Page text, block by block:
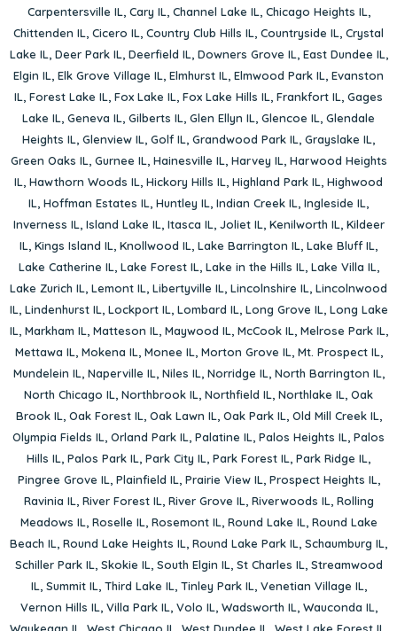
Carpentersville IL, Cary IL, Channel Lake IL, Chicago Heights IL,
Chittenden IL, Cicero IL, Country Club Hills IL, Countryside IL, Crystal
Lake IL, Deer Park IL, Deerfield IL, Downers Grove IL, East Dundee IL,
Elgin IL, Elk Grove Village IL, Elmhurst IL, Elmwood Park IL, Evanston
IL, Forest Lake IL, Fox Lake IL, Fox Lake Hills IL, Frankfort IL, Gages
Lake IL, Geneva IL, Gilberts IL, Glen Ellyn IL, Glencoe IL, Glendale
Heights IL, Glenview IL, Golf IL, Grandwood Park IL, Grayslake IL,
Green Oaks IL, Gurnee IL, Hainesville IL, Harvey IL, Harwood Heights
IL, Hawthorn Woods IL, Hickory Hills IL, Highland Park IL, Highwood
IL, Hoffman Estates IL, Huntley IL, Indian Creek IL, Ingleside IL,
Inverness IL, Island Lake IL, Itasca IL, Joliet IL, Kenilworth IL, Kildeer
IL, Kings Island IL, Knollwood IL, Lake Barrington IL, Lake Bluff IL,
Lake Catherine IL, Lake Forest IL, Lake in the Hills IL, Lake Villa IL,
Lake Zurich IL, Lemont IL, Libertyville IL, Lincolnshire IL, Lincolnwood
IL, Lindenhurst IL, Lockport IL, Lombard IL, Long Grove IL, Long Lake
IL, Markham IL, Matteson IL, Maywood IL, McCook IL, Melrose Park IL,
Mettawa IL, Mokena IL, Monee IL, Morton Grove IL, Mt. Prospect IL,
Mundelein IL, Naperville IL, Niles IL, Norridge IL, North Barrington IL,
North Chicago IL, Northbrook IL, Northfield IL, Northlake IL, Oak
Brook IL, Oak Forest IL, Oak Lawn IL, Oak Park IL, Old Mill Creek IL,
Olympia Fields IL, Orland Park IL, Palatine IL, Palos Heights IL, Palos
Hills IL, Palos Park IL, Park City IL, Park Forest IL, Park Ridge IL,
Pingree Grove IL, Plainfield IL, Prairie View IL, Prospect Heights IL,
Ravinia IL, River Forest IL, River Grove IL, Riverwoods IL, Rolling
Meadows IL, Roselle IL, Rosemont IL, Round Lake IL, Round Lake
Beach IL, Round Lake Heights IL, Round Lake Park IL, Schaumburg IL,
Schiller Park IL, Skokie IL, South Elgin IL, St Charles IL, Streamwood
IL, Summit IL, Third Lake IL, Tinley Park IL, Venetian Village IL,
Vernon Hills IL, Villa Park IL, Volo IL, Wadsworth IL, Wauconda IL,